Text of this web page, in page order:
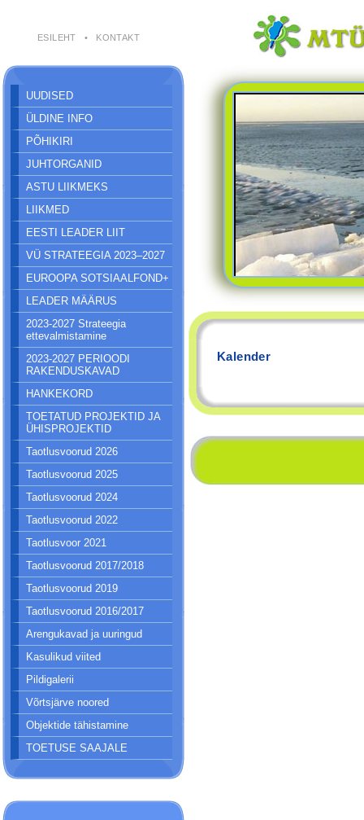
ESILEHT • KONTAKT
UUDISED
ÜLDINE INFO
PÕHIKIRI
JUHTORGANID
ASTU LIIKMEKS
LIIKMED
EESTI LEADER LIIT
VÜ STRATEEGIA 2023–2027
EUROOPA SOTSIAALFOND+
LEADER MÄÄRUS
2023-2027 Strateegia
ettevalmistamine
2023-2027 PERIOODI
RAKENDUSKAVAD
HANKEKORD
TOETATUD PROJEKTID JA
ÜHISPROJEKTID
Taotlusvoorud 2026
Taotlusvoorud 2025
Taotlusvoorud 2024
Taotlusvoorud 2022
Taotlusvoor 2021
Taotlusvoorud 2017/2018
Taotlusvoorud 2019
Taotlusvoorud 2016/2017
Arengukavad ja uuringud
Kasulikud viited
Pildigalerii
Võrtsjärve noored
Objektide tähistamine
TOETUSE SAAJALE
Kalender